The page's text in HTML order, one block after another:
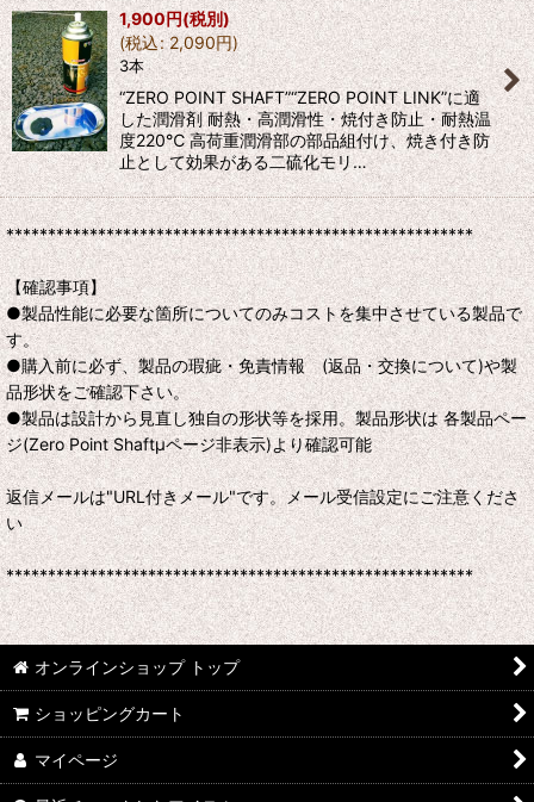
1,900円(税別)
(税込: 2,090円)
3本
“ZERO POINT SHAFT”“ZERO POINT LINK”に適
した潤滑剤 耐熱・高潤滑性・焼付き防止・耐熱温
度220℃ 高荷重潤滑部の部品組付け、焼き付き防
止として効果がある二硫化モリ…
********************************************************
【確認事項】
●製品性能に必要な箇所についてのみコストを集中させている製品で
す。
●購入前に必ず、製品の瑕疵・免責情報 (返品・交換について)や製
品形状をご確認下さい。
●製品は設計から見直し独自の形状等を採用。製品形状は 各製品ペー
ジ(Zero Point Shaftμページ非表示)より確認可能
返信メールは"URL付きメール"です。メール受信設定にご注意くださ
い
********************************************************
オンラインショップ トップ
ショッピングカート
マイページ